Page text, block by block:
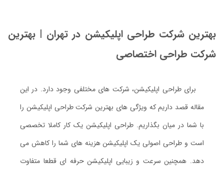
بهترین شرکت طراحی اپلیکیشن در تهران | بهترین
شرکت طراحی اختصاصی
برای طراحی اپلیکیشن، شرکت های مختلفی وجود دارد. در این
مقاله قصد داریم که ویژگی های بهترین شرکت طراحی اپلیکیشن را
با شما در میان بگذاریم. طراحی اپلیکیشن یک کار کاملا تخصصی
است و طراحی اصولی یک اپلیکیشن هزینه های شما را کاهش می
دهد. همچنین سرعت و زیبایی اپلیکیشن حرفه ای قطعا متفاوت